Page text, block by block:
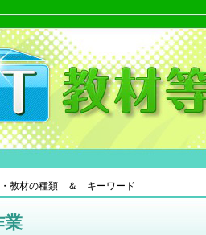
教材の種類 ＆ キーワード
業